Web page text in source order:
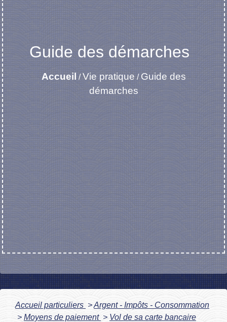
Guide des démarches
Accueil /Vie pratique / Guide des
démarches
Accueil particuliers >Argent - Impôts - Consommation
> Moyens de paiement > Vol de sa carte bancaire